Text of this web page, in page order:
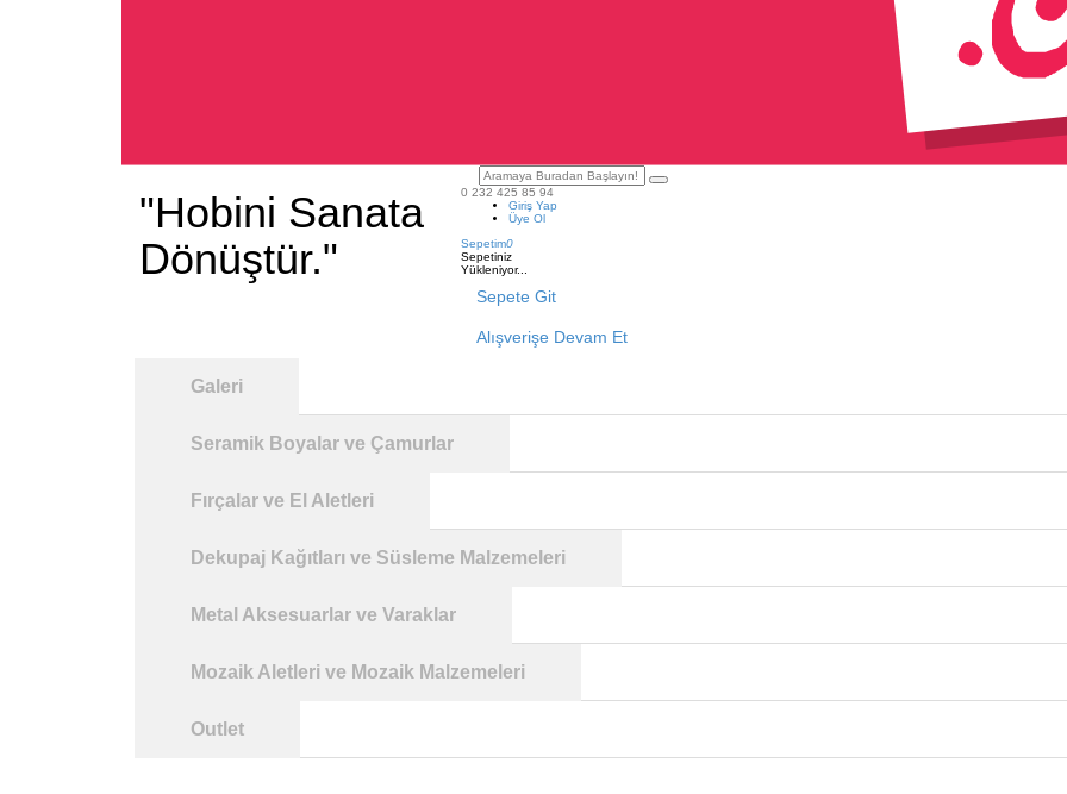
"Hobini Sanata
Dönüştür."
0 232 425 85 94
Giriş Yap
Üye Ol
Sepetim0
Sepetiniz
Yükleniyor...
Sepete Git
Alışverişe Devam Et
Galeri
Seramik Boyalar ve Çamurlar
Fırçalar ve El Aletleri
Dekupaj Kağıtları ve Süsleme Malzemeleri
Metal Aksesuarlar ve Varaklar
Mozaik Aletleri ve Mozaik Malzemeleri
Outlet